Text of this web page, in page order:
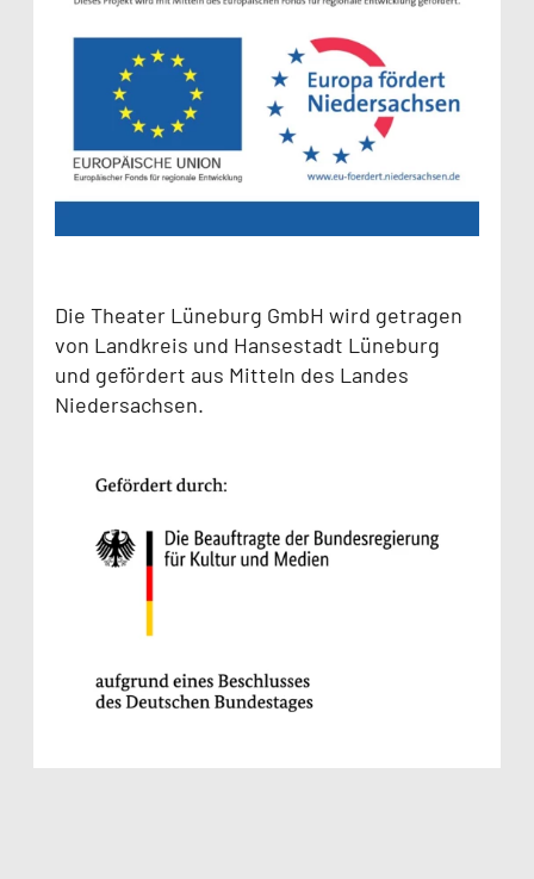
Die Theater Lüneburg GmbH wird getragen
von Landkreis und Hansestadt Lüneburg
und gefördert aus Mitteln des Landes
Niedersachsen.